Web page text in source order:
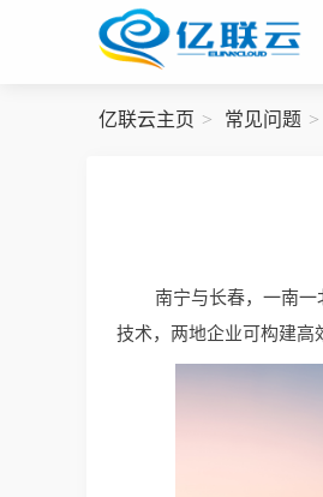
亿联云主页 常见问题
南宁与长春，一南
技术，两地企业可构建高